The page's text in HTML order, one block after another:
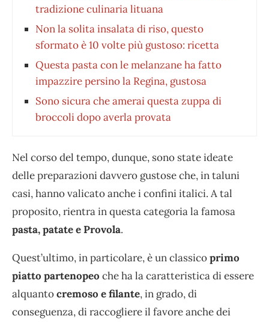
tradizione culinaria lituana
Non la solita insalata di riso, questo
sformato è 10 volte più gustoso: ricetta
Questa pasta con le melanzane ha fatto
impazzire persino la Regina, gustosa
Sono sicura che amerai questa zuppa di
broccoli dopo averla provata
Nel corso del tempo, dunque, sono state ideate
delle preparazioni davvero gustose che, in taluni
casi, hanno valicato anche i confini italici. A tal
proposito, rientra in questa categoria la famosa
pasta, patate e Provola.
Quest’ultimo, in particolare, è un classicoprimo
piatto partenopeo che ha la caratteristica di essere
alquantocremoso e filante, in grado, di
conseguenza, di raccogliere il favore anche dei